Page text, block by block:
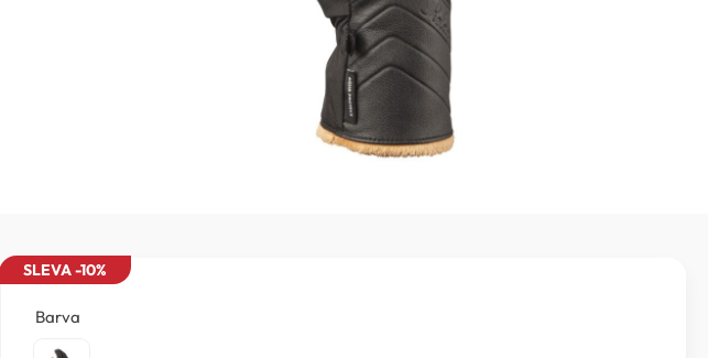
SLEVA -10%
Barva